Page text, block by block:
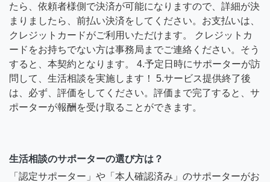
たら、依頼者様側で決済が可能になりますので、詳細が決
まりましたら、前払い決済をしてください。お支払いは、
クレジットカードがご利用いただけます。 クレジットカ
ードをお持ちでない方は事務局までご連絡ください。そう
すると、本契約となります。 4.予定日時にサポーターが訪
問して、生活相談を実施します！ 5.サービス提供終了後
は、必ず、評価をしてください。評価まで完了すると、サ
ポーターが報酬を受け取ることができます。
生活相談のサポーターの選び方は？
「認定サポーター」や「本人確認済み」のサポーターがお